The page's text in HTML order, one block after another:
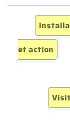
et action